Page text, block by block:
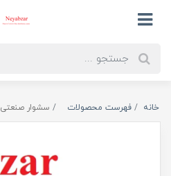
خانه فهرست محصولات سشوار صنعتی 2000 وات مدل 1106 رونیکس